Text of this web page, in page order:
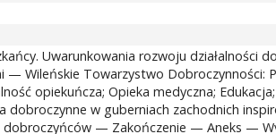
Uwarunkowania rozwoju działalności
— Wileńskie Towarzystwo Dobroczynności:
opiekuńcza; Opieka medyczna;
dobroczynne w guberniach zachodnich
dobroczyńców — Zakończenie — Aneks —